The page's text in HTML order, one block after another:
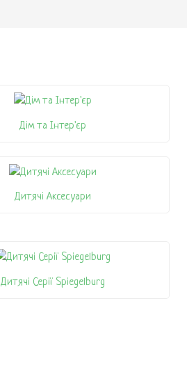
Дім та Інтер'єр
Дитячі Аксесуари
Дитячі Серії Spiegelburg